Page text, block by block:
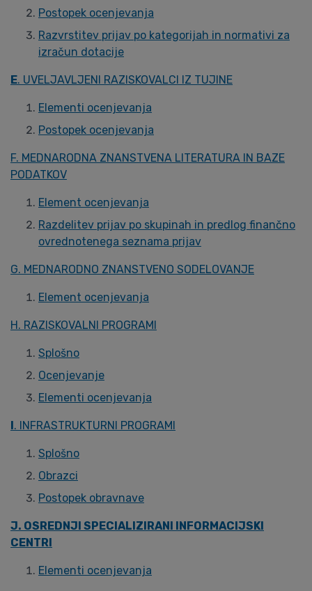
Postopek ocenjevanja
Razvrstitev prijav po kategorijah in normativi za
izračun dotacije
E. UVELJAVLJENI RAZISKOVALCI IZ TUJINE
Elementi ocenjevanja
Postopek ocenjevanja
F. MEDNARODNA ZNANSTVENA LITERATURA IN BAZE
PODATKOV
Element ocenjevanja
Razdelitev prijav po skupinah in predlog finančno
ovrednotenega seznama prijav
G. MEDNARODNO ZNANSTVENO SODELOVANJE
Element ocenjevanja
H. RAZISKOVALNI PROGRAMI
Splošno
Ocenjevanje
Elementi ocenjevanja
I. INFRASTRUKTURNI PROGRAMI
Splošno
Obrazci
Postopek obravnave
J. OSREDNJI SPECIALIZIRANI INFORMACIJSKI
CENTRI
Elementi ocenjevanja